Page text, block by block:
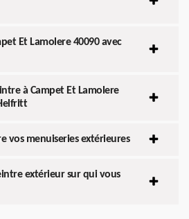
Et Lamolere 40090 avec
à Campet Et Lamolere
vos menuiseries extérieures
extérieur sur qui vous